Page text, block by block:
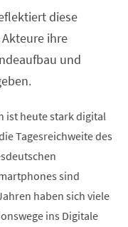
diese
ihre
und
ist heute stark digital
Tagesreichweite des
sind
haben sich viele
ins Digitale